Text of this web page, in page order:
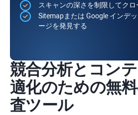
スキャンの深さを制限してク
Sitemapまたは Google インデ
ージを発見する
競合分析とコン
適化のための無
査ツール